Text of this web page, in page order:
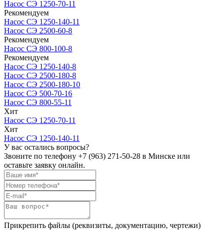
Насос СЭ 1250-70-11
Рекомендуем
Насос СЭ 1250-140-11
Насос СЭ 2500-60-8
Рекомендуем
Насос СЭ 800-100-8
Рекомендуем
Насос СЭ 1250-140-8
Насос СЭ 2500-180-8
Насос СЭ 2500-180-10
Насос СЭ 500-70-16
Насос СЭ 800-55-11
Хит
Насос СЭ 1250-70-11
Хит
Насос СЭ 1250-140-11
У вас остались вопросы?
Звоните по телефону +7 (963) 271-50-28 в Минске или
оставьте заявку онлайн.
Прикрепить файлы (реквизиты, документацию, чертежи)